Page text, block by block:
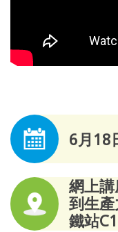
6月18
網上
到生
鐵站